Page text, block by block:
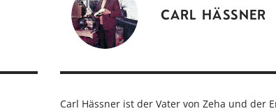
CARL HÄSSNER
Carl Hässner ist der Vater von Zeha und der